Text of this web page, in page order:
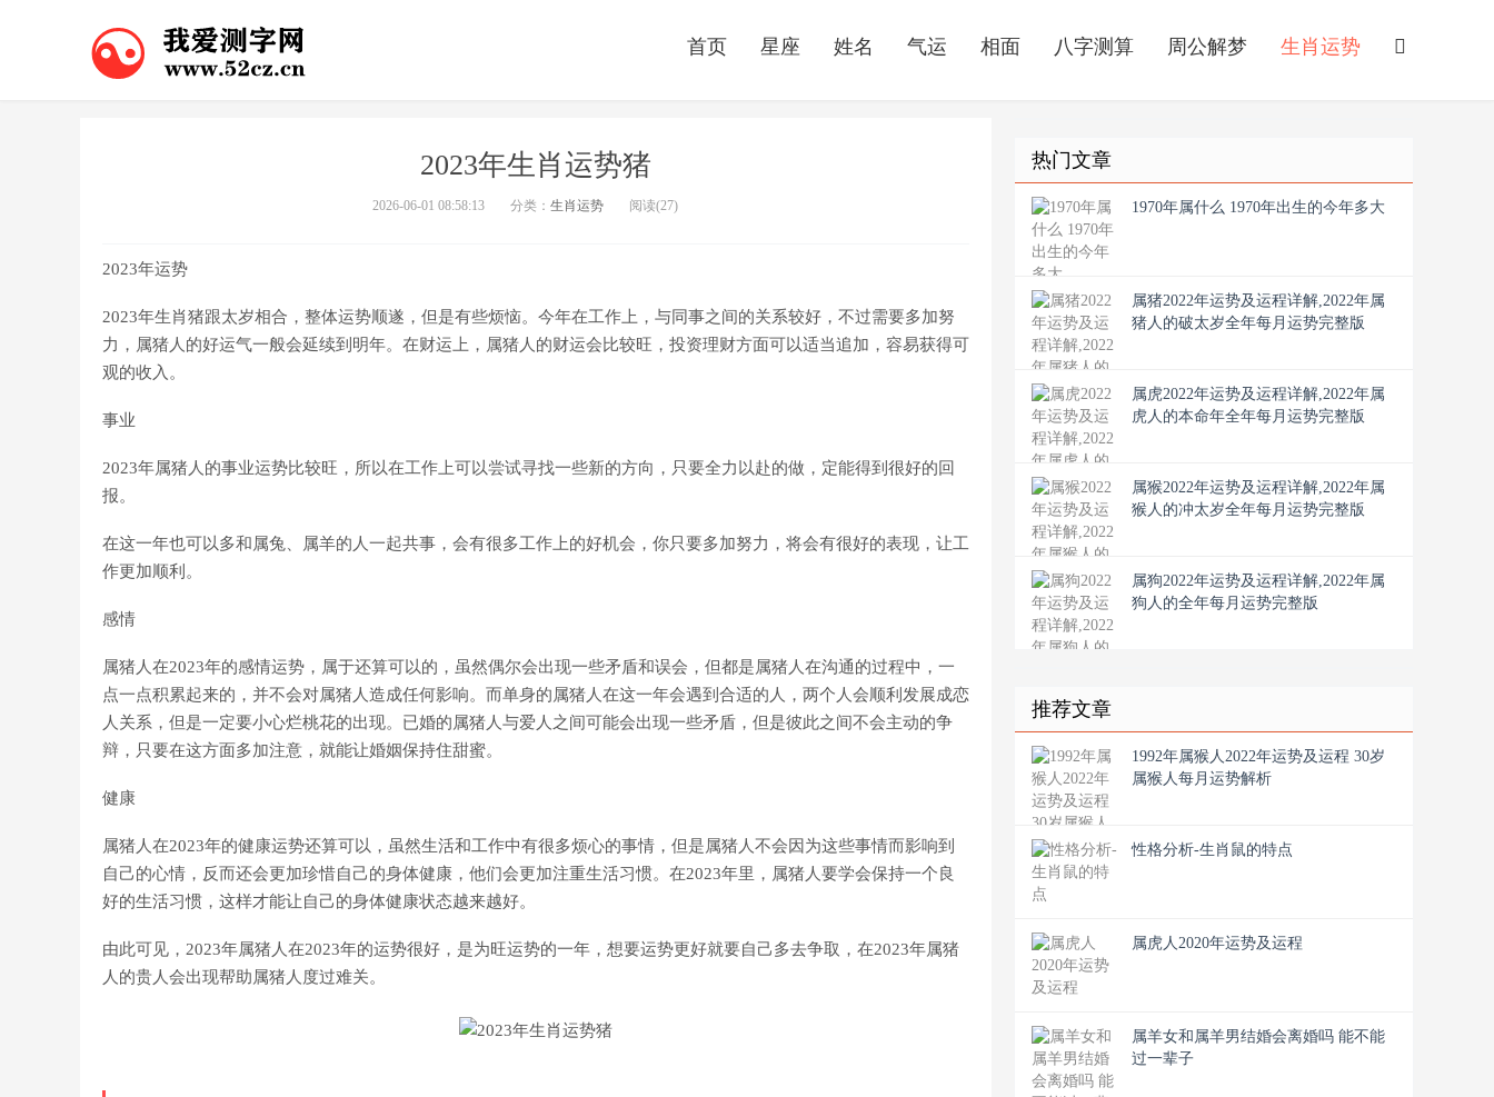
首页 星座 姓名 气运 相面 八字测算 周公解梦 生肖运势
2023年生肖运势猪
2026-06-01 08:58:13 分类： 生肖运势 阅读(27)
2023年运势
2023年生肖猪跟太岁相合，整体运势顺遂，但是有些烦恼。今年在工作上，与同事之间的关系较好，不过需要多加努
力，属猪人的好运气一般会延续到明年。在财运上，属猪人的财运会比较旺，投资理财方面可以适当追加，容易获得可
观的收入。
事业
2023年属猪人的事业运势比较旺，所以在工作上可以尝试寻找一些新的方向，只要全力以赴的做，定能得到很好的回
报。
在这一年也可以多和属兔、属羊的人一起共事，会有很多工作上的好机会，你只要多加努力，将会有很好的表现，让工
作更加顺利。
感情
属猪人在2023年的感情运势，属于还算可以的，虽然偶尔会出现一些矛盾和误会，但都是属猪人在沟通的过程中，一
点一点积累起来的，并不会对属猪人造成任何影响。而单身的属猪人在这一年会遇到合适的人，两个人会顺利发展成恋
人关系，但是一定要小心烂桃花的出现。已婚的属猪人与爱人之间可能会出现一些矛盾，但是彼此之间不会主动的争
辩，只要在这方面多加注意，就能让婚姻保持住甜蜜。
健康
属猪人在2023年的健康运势还算可以，虽然生活和工作中有很多烦心的事情，但是属猪人不会因为这些事情而影响到
自己的心情，反而还会更加珍惜自己的身体健康，他们会更加注重生活习惯。在2023年里，属猪人要学会保持一个良
好的生活习惯，这样才能让自己的身体健康状态越来越好。
由此可见，2023年属猪人在2023年的运势很好，是为旺运势的一年，想要运势更好就要自己多去争取，在2023年属猪
人的贵人会出现帮助属猪人度过难关。
热门文章
1970年属什么 1970年出生的今年多大
属猪2022年运势及运程详解,2022年属
猪人的破太岁全年每月运势完整版
属虎2022年运势及运程详解,2022年属
虎人的本命年全年每月运势完整版
属猴2022年运势及运程详解,2022年属
猴人的冲太岁全年每月运势完整版
属狗2022年运势及运程详解,2022年属
狗人的全年每月运势完整版
推荐文章
1992年属猴人2022年运势及运程 30岁
属猴人每月运势解析
性格分析-生肖鼠的特点
属虎人2020年运势及运程
属羊女和属羊男结婚会离婚吗 能不能
过一辈子